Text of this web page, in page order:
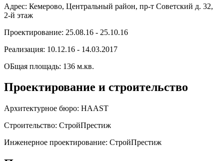
Адрес: Кемерово, Центральный район, пр-т Советский д. 32,
2-й этаж
Проектирование: 25.08.16 - 25.10.16
Реализация: 10.12.16 - 14.03.2017
ОБщая площадь: 136 м.кв.
Проектирование и строительство
Архитектурное бюро: HAAST
Строительство: СтройПрестиж
Инженерное проектирование: СтройПрестиж